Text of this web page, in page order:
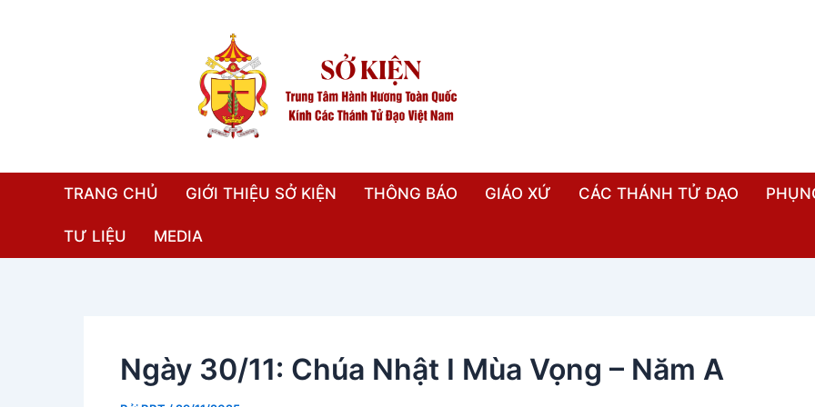
TRANG CHỦ GIỚI THIỆU SỞ KIỆN THÔNG BÁO GIÁO XỨ CÁC THÁNH TỬ ĐẠO
TƯ LIỆU MEDIA
Ngày 30/11: Chúa Nhật I Mùa Vọng – Năm A